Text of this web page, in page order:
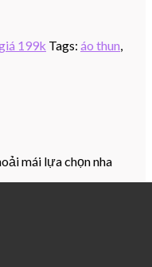
199k Tags: áo thun,
mái lựa chọn nha